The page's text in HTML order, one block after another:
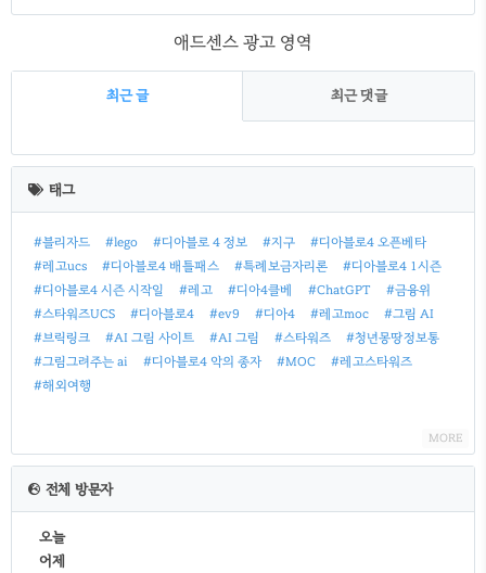
애드센스 광고 영역
최근 글 최근 댓글
최
근
글
태그
#블리자드 #lego #디아블로 4 정보 #지구
#디아블로4 오픈베타
#레고ucs
#디아블로4 배틀패스 #특례보금자리론
#디아블로4 1시즌
#디아블로4 시즌 시작일
#레고 #디아4클베 #ChatGPT
#금융위
#스타워즈UCS
#디아블로4 #ev9 #디아4 #레고moc
#그림 AI
#브릭링크
#AI 그림 사이트 #AI 그림 #스타워즈
#청년몽땅정보통
#그림그려주는 ai
#디아블로4 악의 종자 #MOC
#레고스타워즈
#해외여행
MORE
전체 방문자
오늘
어제